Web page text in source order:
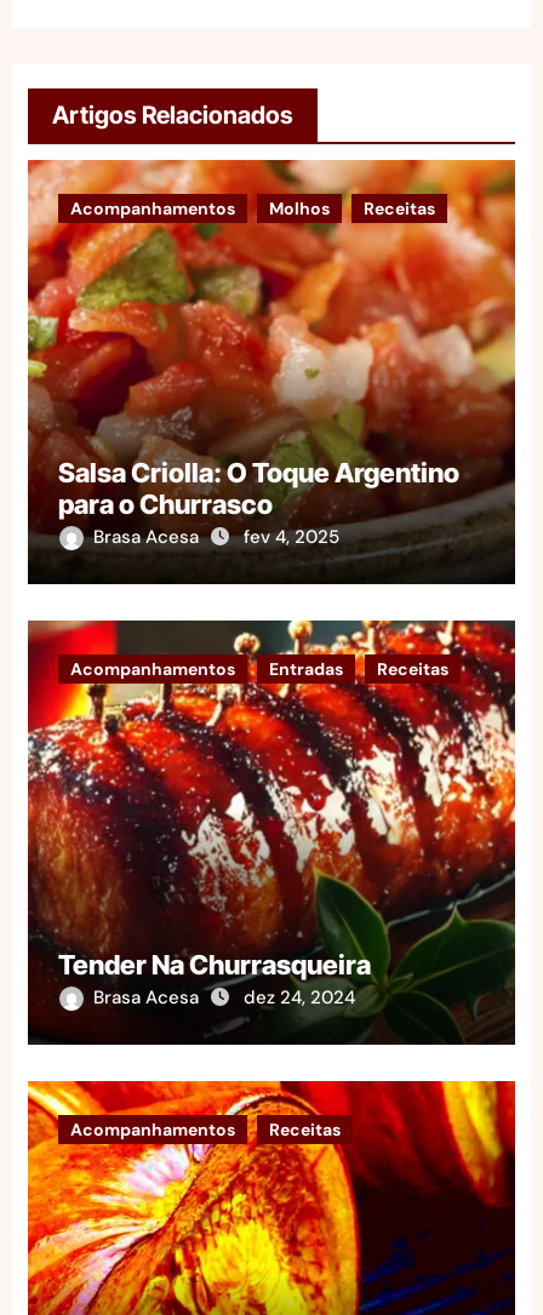
Artigos Relacionados
Acompanhamentos Molhos Receitas
Salsa Criolla: O Toque Argentino
para o Churrasco
Brasa Acesa fev 4, 2025
Acompanhamentos Entradas Receitas
Tender Na Churrasqueira
Brasa Acesa dez 24, 2024
Acompanhamentos Receitas